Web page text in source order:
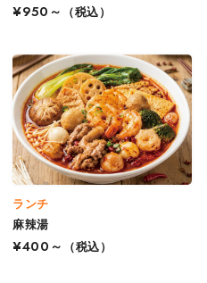
¥950～
（税込）
ランチ
麻辣湯
¥400～
（税込）